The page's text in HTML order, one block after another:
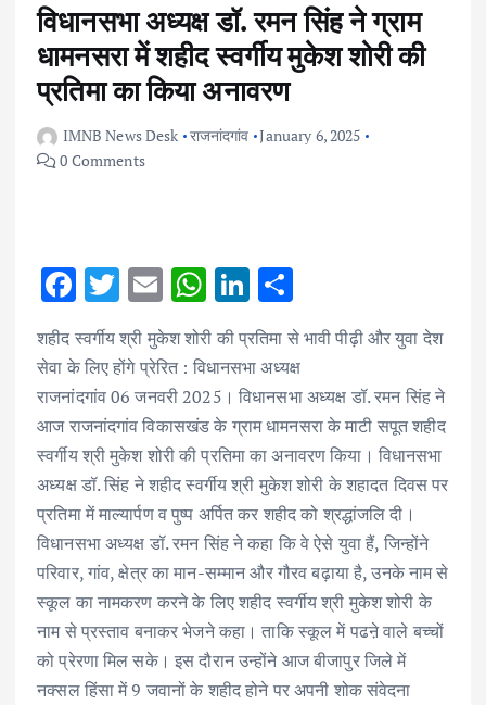
विधानसभा अध्यक्ष डॉ. रमन सिंह ने ग्राम
धामनसरा में शहीद स्वर्गीय मुकेश शोरी की
प्रतिमा का किया अनावरण
IMNB News Desk राजनांदगांव January 6, 2025
0 Comments
F
ac
e
b
o
o
k
T
w
it
te
r
E
m
ai
l
W
h
at
s
A
p
p
Li
n
k
e
dI
n
h
ar
e
शहीद स्वर्गीय श्री मुकेश शोरी की प्रतिमा से भावी पीढ़ी और युवा देश
सेवा के लिए होंगे प्रेरित : विधानसभा अध्यक्ष
राजनांदगांव 06 जनवरी 2025। विधानसभा अध्यक्ष डॉ. रमन सिंह ने
आज राजनांदगांव विकासखंड के ग्राम धामनसरा के माटी सपूत शहीद
स्वर्गीय श्री मुकेश शोरी की प्रतिमा का अनावरण किया। विधानसभा
अध्यक्ष डॉ. सिंह ने शहीद स्वर्गीय श्री मुकेश शोरी के शहादत दिवस पर
प्रतिमा में माल्यार्पण व पुष्प अर्पित कर शहीद को श्रद्धांजलि दी।
विधानसभा अध्यक्ष डॉ. रमन सिंह ने कहा कि वे ऐसे युवा हैं, जिन्होंने
परिवार, गांव, क्षेत्र का मान-सम्मान और गौरव बढ़ाया है, उनके नाम से
स्कूल का नामकरण करने के लिए शहीद स्वर्गीय श्री मुकेश शोरी के
नाम से प्रस्ताव बनाकर भेजने कहा। ताकि स्कूल में पढऩे वाले बच्चों
को प्रेरणा मिल सके। इस दौरान उन्होंने आज बीजापुर जिले में
नक्सल हिंसा में 9 जवानों के शहीद होने पर अपनी शोक संवेदना